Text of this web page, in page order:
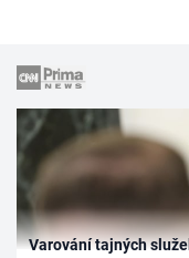
Varování tajných